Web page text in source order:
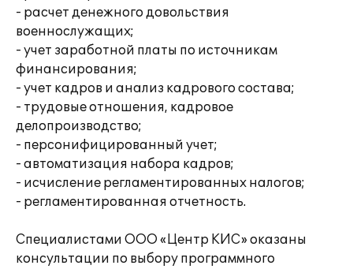
- расчет денежного довольствия
военнослужащих;
- учет заработной платы по источникам
финансирования;
- учет кадров и анализ кадрового состава;
- трудовые отношения, кадровое
делопроизводство;
- персонифицированный учет;
- автоматизация набора кадров;
- исчисление регламентированных налогов;
- регламентированная отчетность.
Специалистами ООО «Центр КИС» оказаны
консультации по выбору программного